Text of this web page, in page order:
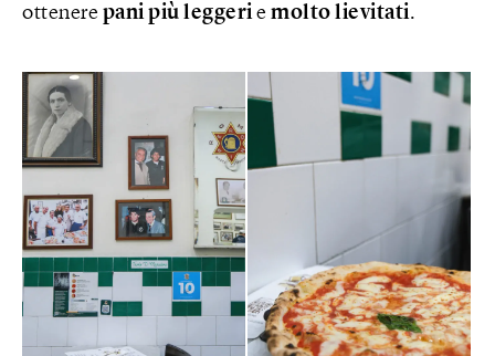
ottenere pani più leggerie molto lievitati.